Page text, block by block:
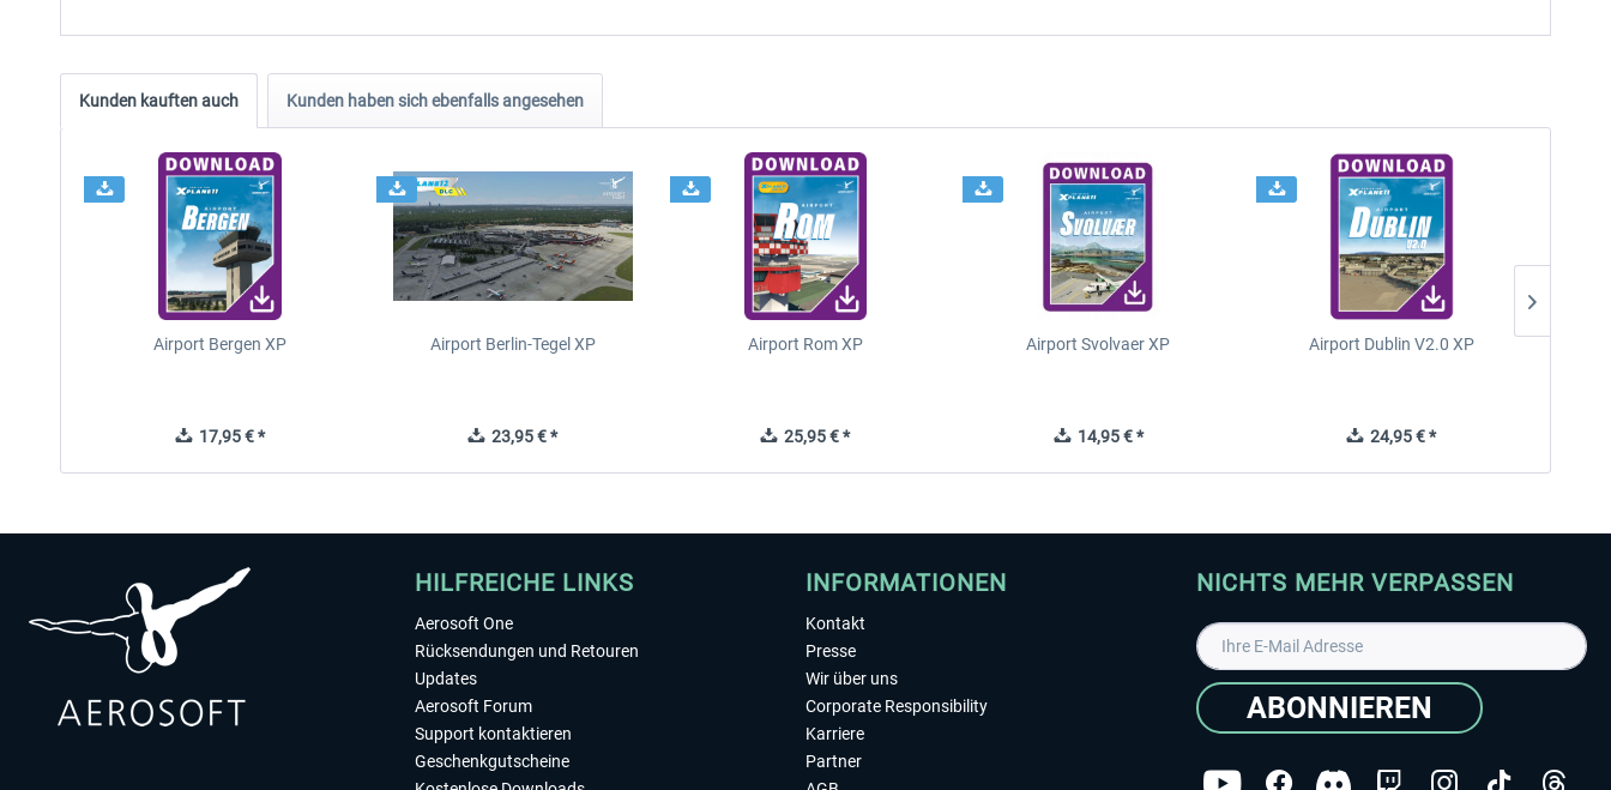
Kunden kauften auch Kunden haben sich ebenfalls angesehen
Airport Bergen XP
17,95 € *
Airport Berlin-Tegel XP
23,95 € *
Airport Rom XP
25,95 € *
Airport Svolvaer XP
14,95 € *
Airport Dublin V2.0 XP
24,95 € *
HILFREICHE LINKS
Aerosoft One
Rücksendungen und Retouren
Updates
Aerosoft Forum
Support kontaktieren
Geschenkgutscheine
INFORMATIONEN
Kontakt
Presse
Wir über uns
Corporate Responsibility
Karriere
Partner
NICHTS MEHR VERPASSEN
ABONNIEREN